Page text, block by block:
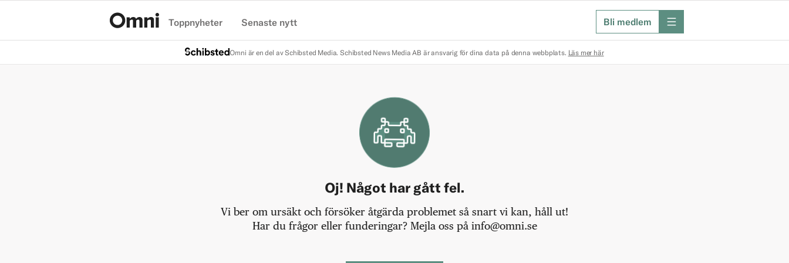
Toppnyheter Senaste nytt Bli medlem meny
Omni är en del av Schibsted Media. Schibsted News Media AB är ansvarig för dina data på denna webbplats. Läs mer här
Oj! Något har gått fel.
Vi ber om ursäkt och försöker åtgärda problemet så snart vi kan, håll ut!
Har du frågor eller funderingar? Mejla oss på info@omni.se